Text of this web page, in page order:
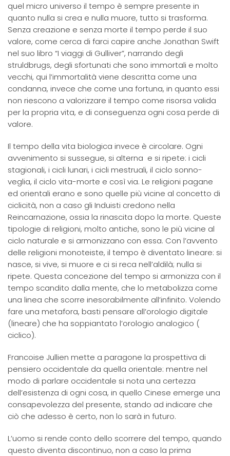
quel micro universo il tempo è sempre presente in
quanto nulla si crea e nulla muore, tutto si trasforma.
Senza creazione e senza morte il tempo perde il suo
valore, come cerca di farci capire anche Jonathan Swift
nel suo libro “I viaggi di Gulliver”, narrando degli
struldbrugs, degli sfortunati che sono immortali e molto
vecchi, qui l’immortalità viene descritta come una
condanna, invece che come una fortuna, in quanto essi
non riescono a valorizzare il tempo come risorsa valida
per la propria vita, e di conseguenza ogni cosa perde di
valore.
Il tempo della vita biologica invece è circolare. Ogni
avvenimento si sussegue, si alterna e si ripete: i cicli
stagionali, i cicli lunari, i cicli mestruali, il ciclo sonno-
veglia, il ciclo vita-morte e così via. Le religioni pagane
ed orientali erano e sono quelle più vicine al concetto di
ciclicità, non a caso gli Induisti credono nella
Reincarnazione, ossia la rinascita dopo la morte. Queste
tipologie di religioni, molto antiche, sono le più vicine al
ciclo naturale e si armonizzano con essa. Con l’avvento
delle religioni monoteiste, il tempo è diventato lineare: si
nasce, si vive, si muore e ci si reca nell’aldilà; nulla si
ripete. Questa concezione del tempo si armonizza con il
tempo scandito dalla mente, che lo metabolizza come
una linea che scorre inesorabilmente all’infinito. Volendo
fare una metafora, basti pensare all’orologio digitale
(lineare) che ha soppiantato l’orologio analogico (
ciclico).
Francoise Jullien mette a paragone la prospettiva di
pensiero occidentale da quella orientale: mentre nel
modo di parlare occidentale si nota una certezza
dell’esistenza di ogni cosa, in quello Cinese emerge una
consapevolezza del presente, stando ad indicare che
ciò che adesso è certo, non lo sarà in futuro.
L’uomo si rende conto dello scorrere del tempo, quando
questo diventa discontinuo, non a caso la prima